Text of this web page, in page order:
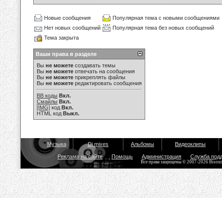
Новые сообщения
Популярная тема с новыми сообщениями
Нет новых сообщений
Популярная тема без новых сообщений
Тема закрыта
Ваши права в разделе
Вы не можете создавать темы
Вы не можете отвечать на сообщения
Вы не можете прикреплять файлы
Вы не можете редактировать сообщения
BB коды Вкл.
Смайлы Вкл.
[IMG] код Вкл.
HTML код Выкл.
Музыка Dj mixes Альбомы Видеоклипы
Реклама на сайте Помощь Администрация Служба
Все права защищены © 2007-2026